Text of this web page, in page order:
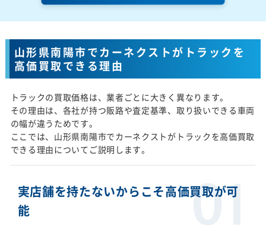
山形県南陽市でカーネクストがトラックを
高価買取できる理由
トラックの買取価格は、業者ごとに大きく異なります。
その理由は、各社が持つ販路や査定基準、取り扱いできる車両
の幅が違うためです。
ここでは、山形県南陽市でカーネクストがトラックを高価買取
できる理由についてご説明します。
実店舗を持たないからこそ高価買取が可
能